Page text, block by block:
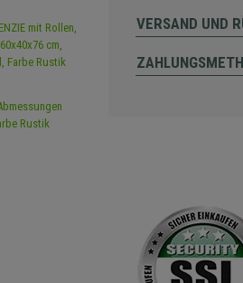
VERSAND UND